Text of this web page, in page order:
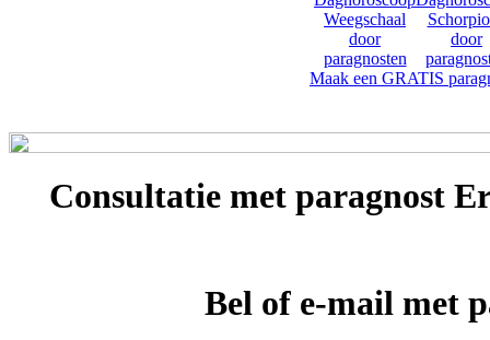
Maak een GRATIS
Consultatie met paragnost
Bel of e-mail met